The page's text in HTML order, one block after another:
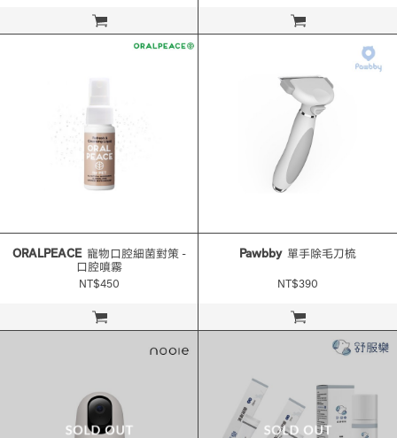
立即購買 立即購買
立即購買
ORALPEACE寵物口腔細菌對策 -
口腔噴霧
NT$450
立即購買
Pawbby 單手除毛刀梳
NT$390